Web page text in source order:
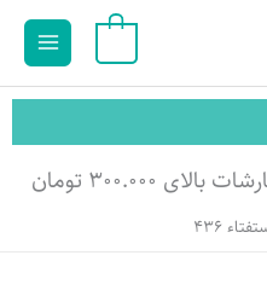
Main
تومان
436